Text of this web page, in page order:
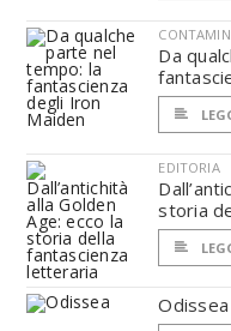
Da
EDITORIA
storia
Odissea